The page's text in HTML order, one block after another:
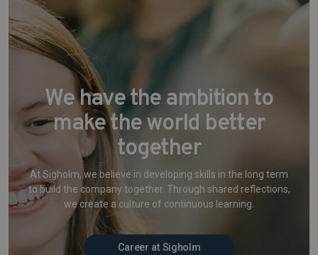
We have the ambition to
make the world better
together
At Sigholm, we believe in developing skills in the long term
to build the company together. Through shared reflections,
we create a culture of continuous learning.
Career at Sigholm